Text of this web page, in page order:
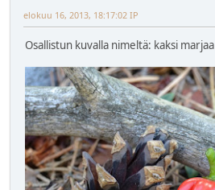
elokuu 16, 2013, 18:17:02 IP
Osallistun kuvalla nimeltä: kaksi marjaa